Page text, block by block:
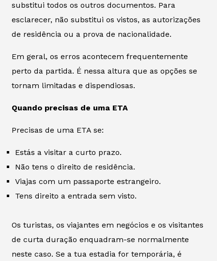
substitui todos os outros documentos. Para
esclarecer, não substitui os vistos, as autorizações
de residência ou a prova de nacionalidade.
Em geral, os erros acontecem frequentemente
perto da partida. É nessa altura que as opções se
tornam limitadas e dispendiosas.
Quando precisas de uma ETA
Precisas de uma ETA se:
Estás a visitar a curto prazo.
Não tens o direito de residência.
Viajas com um passaporte estrangeiro.
Tens direito a entrada sem visto.
Os turistas, os viajantes em negócios e os visitantes
de curta duração enquadram-se normalmente
neste caso. Se a tua estadia for temporária, é